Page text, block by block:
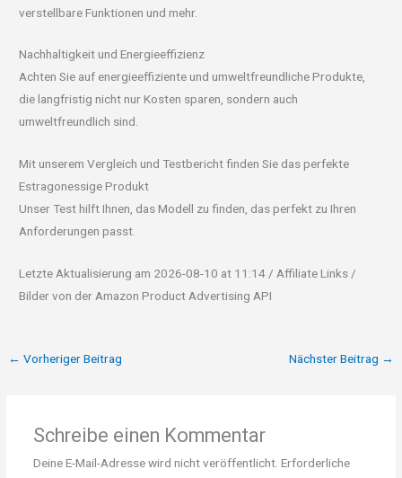
verstellbare Funktionen und mehr.
Nachhaltigkeit und Energieeffizienz
Achten Sie auf energieeffiziente und umweltfreundliche Produkte,
die langfristig nicht nur Kosten sparen, sondern auch
umweltfreundlich sind.
Mit unserem Vergleich und Testbericht finden Sie das perfekte
Estragonessige Produkt
Unser Test hilft Ihnen, das Modell zu finden, das perfekt zu Ihren
Anforderungen passt.
Letzte Aktualisierung am 2026-08-10 at 11:14 / Affiliate Links /
Bilder von der Amazon Product Advertising API
← Vorheriger Beitrag Nächster Beitrag →
Schreibe einen Kommentar
Deine E-Mail-Adresse wird nicht veröffentlicht. Erforderliche